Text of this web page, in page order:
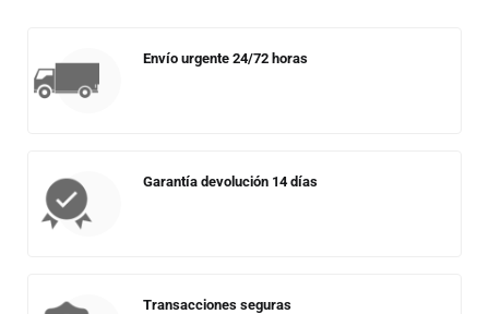
Envío urgente 24/72 horas
Garantía devolución 14 días
Transacciones seguras